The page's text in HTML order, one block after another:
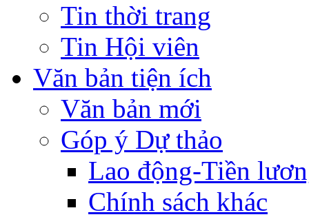
Tin thời trang
Tin Hội viên
Văn bản tiện ích
Văn bản mới
Góp ý Dự thảo
Lao động-Tiền
Chính sách khác